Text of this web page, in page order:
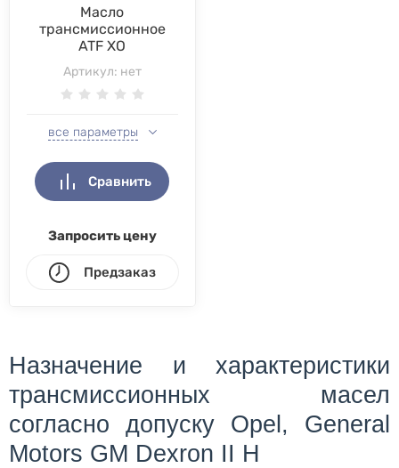
Масло
трансмиссионное
ATF XO
Артикул: нет
все параметры
Сравнить
Запросить цену
Предзаказ
Назначение и характеристики
трансмиссионных масел
согласно допуску Opel, General
Motors GM Dexron II H